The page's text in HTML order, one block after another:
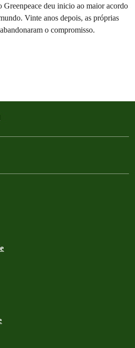
Greenpeace deu inicio ao maior acordo
Vinte anos depois, as próprias
o compromisso.